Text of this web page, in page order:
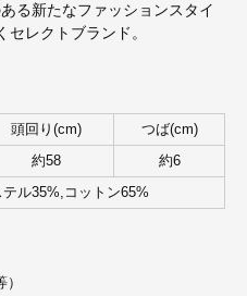
る新たなファッションスタイ
レクトブランド。
頭回り(cm) つば(cm)
約58 約6
ル35%,コットン65%